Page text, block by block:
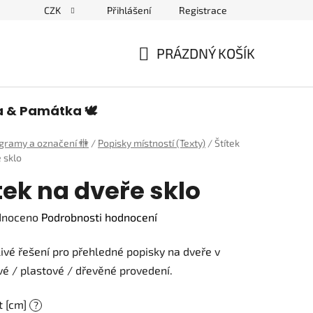
a piktogramech
CZK Přihlášení Registrace
PRÁZDNÝ KOŠÍK
& Památka 🕊️
a označení 🚻 / Popisky místností (Texty) /Štítek
sklo
na dveře sklo
Podrobnosti hodnocení
řešení pro přehledné popisky na dveře v
/ plastové / dřevěné provedení.
[cm] ?